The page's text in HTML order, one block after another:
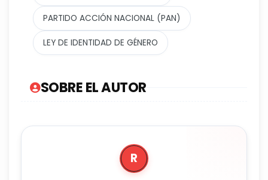
PARTIDO ACCIÓN NACIONAL (PAN)
LEY DE IDENTIDAD DE GÉNERO
SOBRE EL AUTOR
R